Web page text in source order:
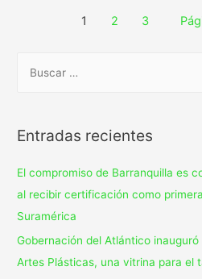
1 2 3
Entradas recientes
El compromiso de Barranquilla es
al recibir certificación como
Suramérica
Gobernación del Atlántico
Artes Plásticas, una vitrina para el